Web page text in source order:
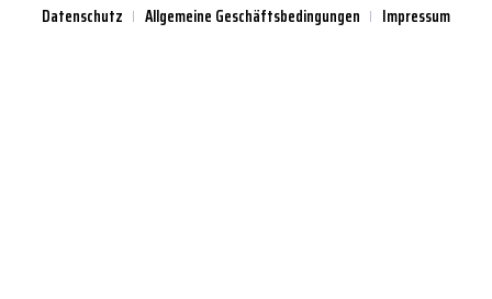
Datenschutz
Allgemeine Geschäftsbedingungen Impressum